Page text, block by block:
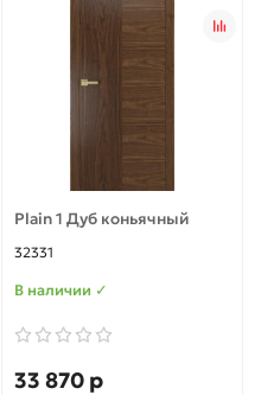
Plain 1 Дуб коньячный
32331
В наличии ✓
33 870 р